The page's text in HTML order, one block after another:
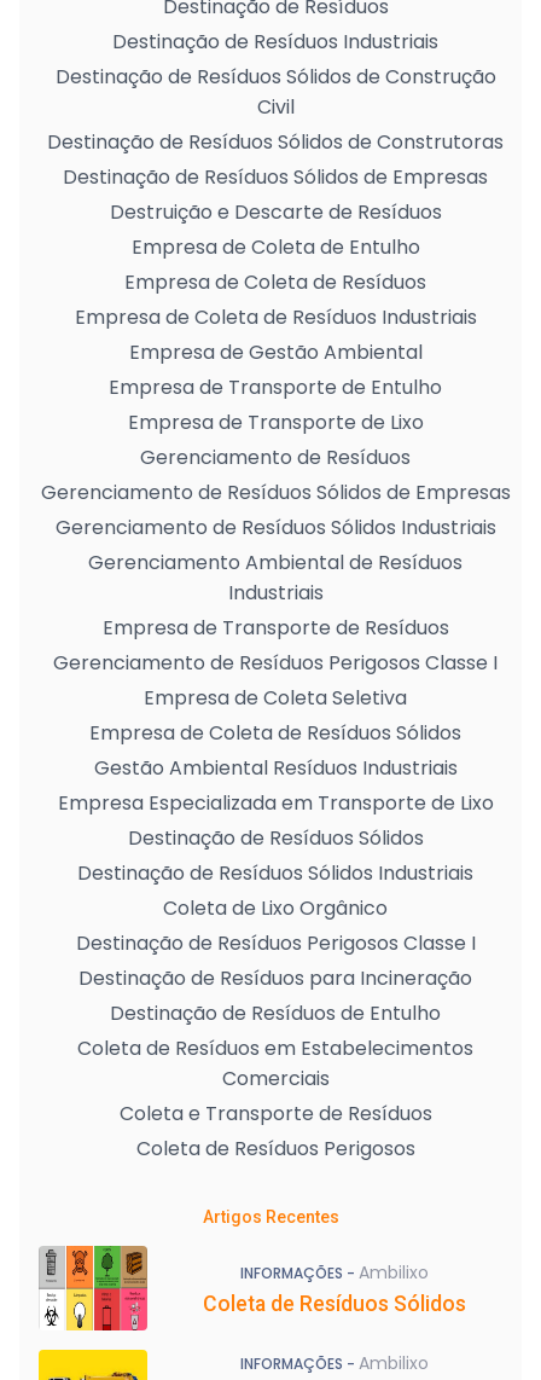
Destinação de Resíduos
Destinação de Resíduos Industriais
Destinação de Resíduos Sólidos de Construção
Civil
Destinação de Resíduos Sólidos de Construtoras
Destinação de Resíduos Sólidos de Empresas
Destruição e Descarte de Resíduos
Empresa de Coleta de Entulho
Empresa de Coleta de Resíduos
Empresa de Coleta de Resíduos Industriais
Empresa de Gestão Ambiental
Empresa de Transporte de Entulho
Empresa de Transporte de Lixo
Gerenciamento de Resíduos
Gerenciamento de Resíduos Sólidos de Empresas
Gerenciamento de Resíduos Sólidos Industriais
Gerenciamento Ambiental de Resíduos
Industriais
Empresa de Transporte de Resíduos
Gerenciamento de Resíduos Perigosos Classe I
Empresa de Coleta Seletiva
Empresa de Coleta de Resíduos Sólidos
Gestão Ambiental Resíduos Industriais
Empresa Especializada em Transporte de Lixo
Destinação de Resíduos Sólidos
Destinação de Resíduos Sólidos Industriais
Coleta de Lixo Orgânico
Destinação de Resíduos Perigosos Classe I
Destinação de Resíduos para Incineração
Destinação de Resíduos de Entulho
Coleta de Resíduos em Estabelecimentos
Comerciais
Coleta e Transporte de Resíduos
Coleta de Resíduos Perigosos
Artigos Recentes
INFORMAÇÕES - Ambilixo
Coleta de Resíduos Sólidos
INFORMAÇÕES - Ambilixo